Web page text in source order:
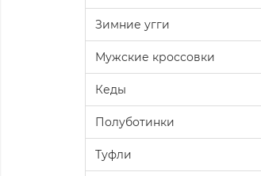
Зимние угги
Мужские кроссовки
Кеды
Полуботинки
Туфли